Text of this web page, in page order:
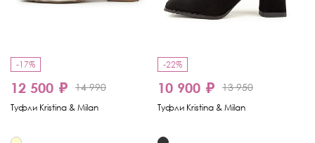
-17%
12 500 ₽ 14 990
Туфли Kristina & Milan
-22%
10 900 ₽ 13 950
Туфли Kristina & Milan